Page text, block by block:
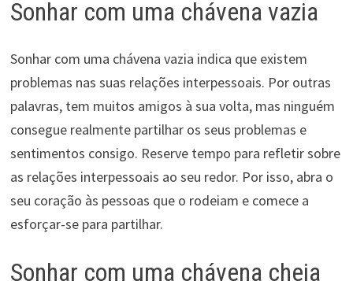
Sonhar com uma chávena vazia
Sonhar com uma chávena vazia indica que existem
problemas nas suas relações interpessoais. Por outras
palavras, tem muitos amigos à sua volta, mas ninguém
consegue realmente partilhar os seus problemas e
sentimentos consigo. Reserve tempo para refletir sobre
as relações interpessoais ao seu redor. Por isso, abra o
seu coração às pessoas que o rodeiam e comece a
esforçar-se para partilhar.
Sonhar com uma chávena cheia